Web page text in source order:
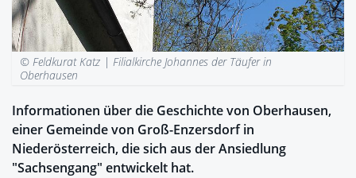
© Feldkurat Katz |Filialkirche Johannes der Täufer in
Oberhausen
Informationen über die Geschichte von Oberhausen,
einer Gemeinde von Groß-Enzersdorf in
Niederösterreich, die sich aus der Ansiedlung
"Sachsengang" entwickelt hat.